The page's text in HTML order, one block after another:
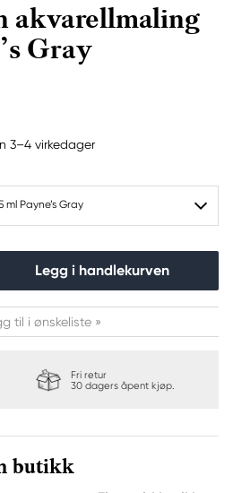
akvarellmaling
Gray
3–4 virkedager
Payne’s Gray
Legg i handlekurven
til i ønskeliste »
Fri retur
30 dagers åpent kjøp.
butikk